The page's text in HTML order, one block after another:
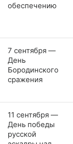
обеспечению
7 сентября —
День
Бородинского
сражения
11 сентября —
День победы
русской